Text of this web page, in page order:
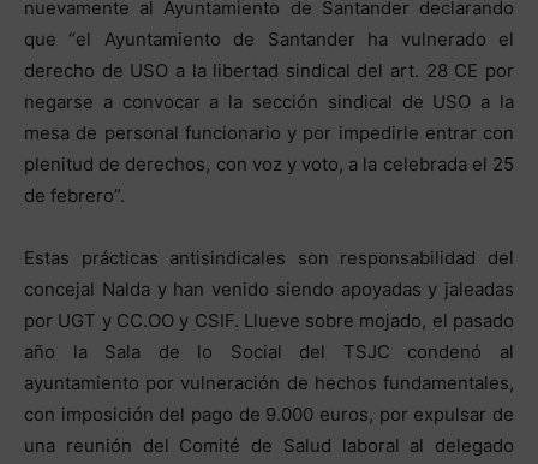
nuevamente al Ayuntamiento de Santander declarando
que “el Ayuntamiento de Santander ha vulnerado el
derecho de USO a la libertad sindical del art. 28 CE por
negarse a convocar a la sección sindical de USO a la
mesa de personal funcionario y por impedirle entrar con
plenitud de derechos, con voz y voto, a la celebrada el 25
de febrero”.
Estas prácticas antisindicales son responsabilidad del
concejal Nalda y han venido siendo apoyadas y jaleadas
por UGT y CC.OO y CSIF. Llueve sobre mojado, el pasado
año la Sala de lo Social del TSJC condenó al
ayuntamiento por vulneración de hechos fundamentales,
con imposición del pago de 9.000 euros, por expulsar de
una reunión del Comité de Salud laboral al delegado